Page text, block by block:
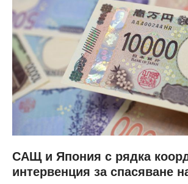
САЩ и Япония с рядка
интервенция за спасяване